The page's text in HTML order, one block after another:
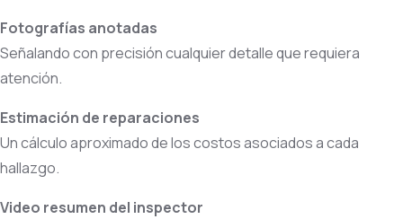
Fotografías anotadas
Señalando con precisión cualquier detalle que requiera
atención.
Estimación de reparaciones
Un cálculo aproximado de los costos asociados a cada
hallazgo.
Video resumen del inspector